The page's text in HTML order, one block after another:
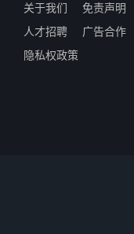
关于我们
免责声明
人才招聘
广告合作
隐私权政策